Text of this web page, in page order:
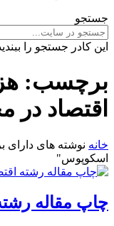
جستجو
این کادر جستجو را
برچسب:
اقتصاد
خانه نوشته های دارای
اسکوپوس"
چاپ مقاله